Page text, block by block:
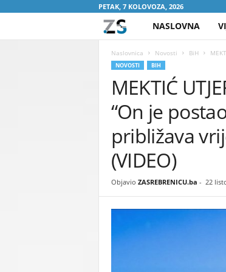
PETAK, 7 KOLOVOZA, 2026
A
S
E
B
R
E
NASLOVNA
Naslovnica Novosti BiH
NOVOSTI BIH
MEKTIĆ
“On je
približava
(VIDEO)
Objavio ZASREBRENICU.ba - 22